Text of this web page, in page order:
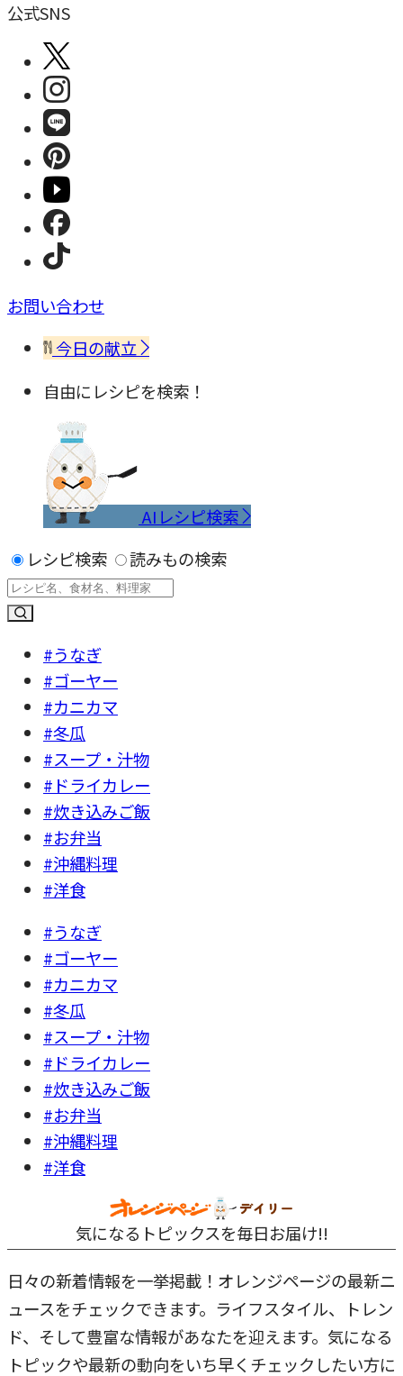
公式SNS
お問い合わせ
今日の献立
自由にレシピを検索！
AIレシピ検索
レシピ検索
読みもの検索
#うなぎ
#ゴーヤー
#カニカマ
#冬瓜
#スープ・汁物
#ドライカレー
#炊き込みご飯
#お弁当
#沖縄料理
#洋食
#うなぎ
#ゴーヤー
#カニカマ
#冬瓜
#スープ・汁物
#ドライカレー
#炊き込みご飯
#お弁当
#沖縄料理
#洋食
気になるトピックスを毎日お届け!!
日々の新着情報を一挙掲載！オレンジページの最新ニ
ュースをチェックできます。ライフスタイル、トレン
ド、そして豊富な情報があなたを迎えます。気になる
トピックや最新の動向をいち早くチェックしたい方に